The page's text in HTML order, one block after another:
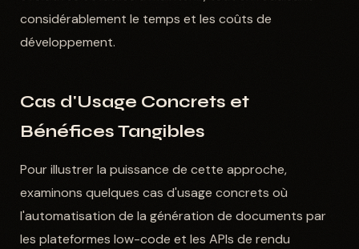
considérablement le temps et les coûts de
développement.
Cas d'Usage Concrets et
Bénéfices Tangibles
Pour illustrer la puissance de cette approche,
examinons quelques cas d'usage concrets où
l'automatisation de la génération de documents par
les plateformes low-code et les APIs de rendu